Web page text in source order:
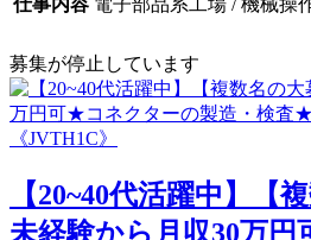
仕事内容 電子部品系工場 / 機械操
募集が停止しています
【20~40代活躍中】【
未経験から月収30万